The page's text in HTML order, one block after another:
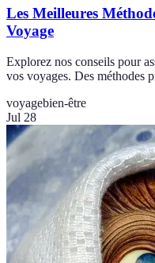
Les Meilleures
Voyage
Explorez nos conseils pour
vos voyages. Des méthodes
voyagebien-être
Jul 28